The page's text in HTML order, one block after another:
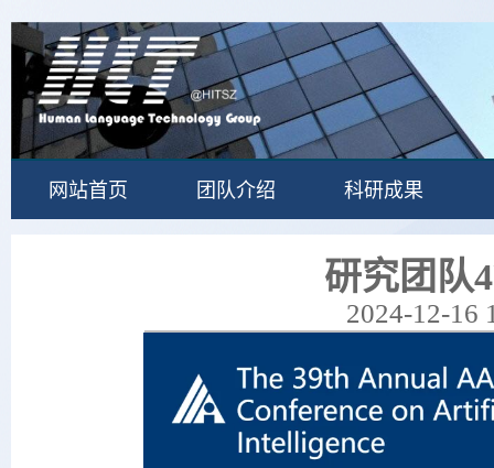
网站首页 团队介绍 科研成果
研究团队
2024-12-16